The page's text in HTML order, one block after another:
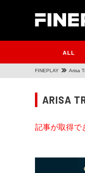
ALL
FINEPLAY Arisa
ARISA
記事が取得で